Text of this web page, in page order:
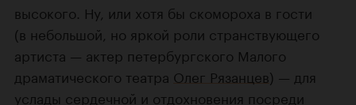
высокого. Ну, или хотя бы скомороха в гости
(в небольшой, но яркой роли странствующего
артиста — актер петербургского Малого
драматического театра Олег Рязанцев) — для
услады сердечной и отдохновения посреди